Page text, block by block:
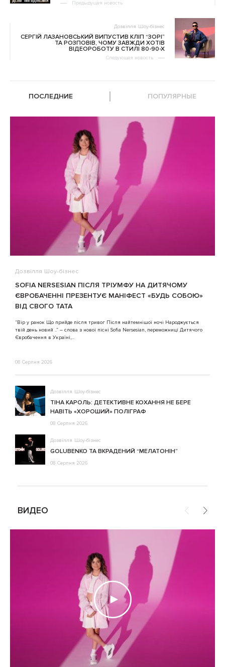
Предыдущая новость
Дозвілля Шоу-бізнес
СЕРГІЙ ЛАЗАНОВСЬКИЙ ВИПУСТИВ КЛІП “ЗОРІ”
ТА РОЗПОВІВ, ЧОМУ ЗАВЖДИ ХОТІВ
ВІДЕОРОБОТУ В СТИЛІ 80-90-Х
Следующая новость
ПОСЛЕДНИЕ ПОПУЛЯРНЫЕ
Дозвілля Шоу-бізнес
SOFIA NERSESIAN ПІСЛЯ ТРІУМФУ НА ДИТЯЧОМУ
ЄВРОБАЧЕННІ ПРЕЗЕНТУЄ МАНІФЕСТ «БУДЬ СОБОЮ»
ВІД СВОГО ТАТА
“Вір у ранок Що прийде після тривог Після найтемнішої ночі Народжується
твій день новий ..” – слова з нової пісні Sofia Nersesian, переможниці Дитячого
Євробачення в Україні,...
08 Серпня 2026
Дозвілля Шоу-бізнес
ТІНА КАРОЛЬ: ДЕТЕКТИВНЕ КОХАННЯ НЕ БЕРЕ
НАВІТЬ «ХОРОШИЙ» ПОЛІГРАФ
08 Серпня 2026
Дозвілля Шоу-бізнес
GOLUBENKO ТА ВКРАДЕНИЙ “МЕЛАТОНІН”
08 Серпня 2026
ВИДЕО